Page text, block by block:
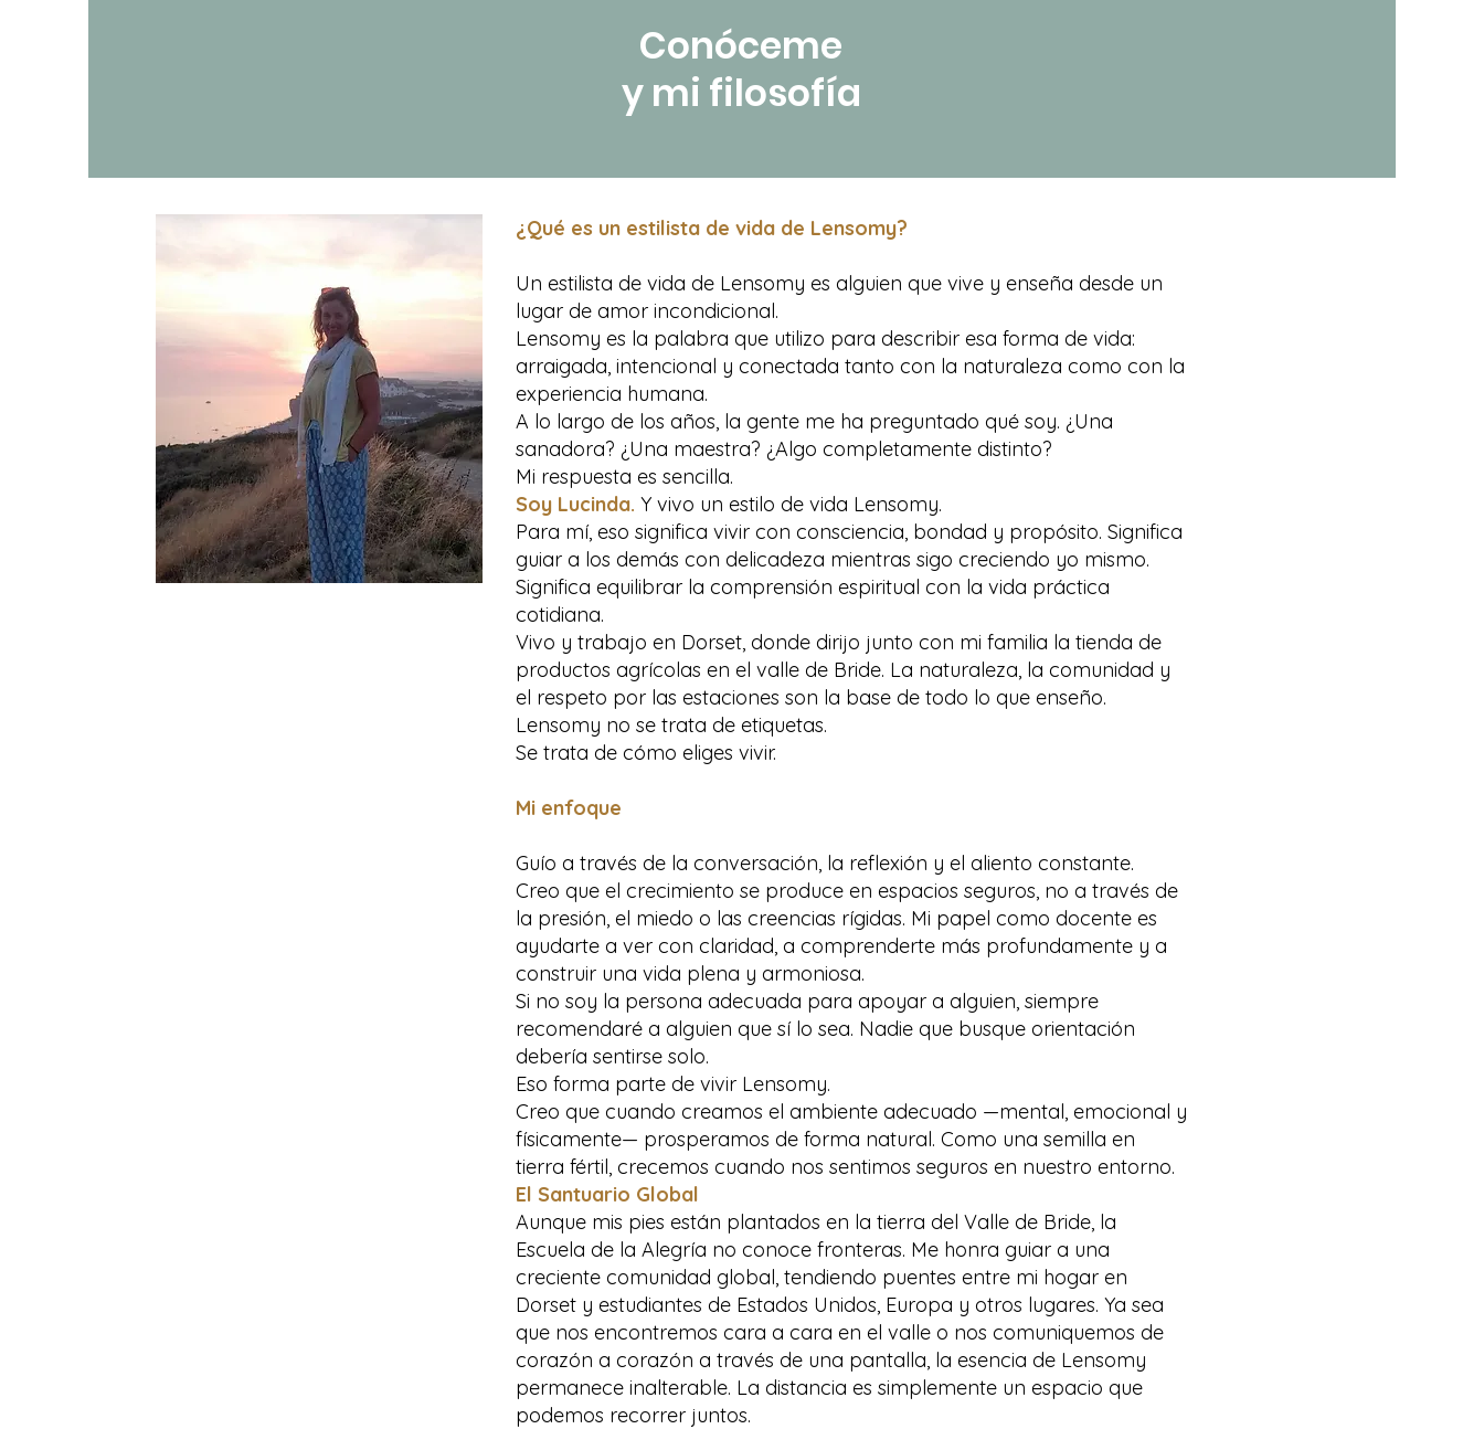
Conóceme
y mi filosofía
Les
presentamo
s a Lucinda
Ackland.
¿Qué es un estilista de vida de Lensomy?
Un estilista de vida de Lensomy es alguien que vive y enseña desde un
lugar de amor incondicional.
Lensomy es la palabra que utilizo para describir esa forma de vida:
arraigada, intencional y conectada tanto con la naturaleza como con la
experiencia humana.
A lo largo de los años, la gente me ha preguntado qué soy. ¿Una
sanadora? ¿Una maestra? ¿Algo completamente distinto?
Mi respuesta es sencilla.
Soy Lucinda. Y vivo un estilo de vida Lensomy.
Para mí, eso significa vivir con consciencia, bondad y propósito. Significa
guiar a los demás con delicadeza mientras sigo creciendo yo mismo.
Significa equilibrar la comprensión espiritual con la vida práctica
cotidiana.
Vivo y trabajo en Dorset, donde dirijo junto con mi familia la tienda de
productos agrícolas en el valle de Bride. La naturaleza, la comunidad y
el respeto por las estaciones son la base de todo lo que enseño.
Lensomy no se trata de etiquetas.
Se trata de cómo eliges vivir.
Mi enfoque
Guío a través de la conversación, la reflexión y el aliento constante.
Creo que el crecimiento se produce en espacios seguros, no a través de
la presión, el miedo o las creencias rígidas. Mi papel como docente es
ayudarte a ver con claridad, a comprenderte más profundamente y a
construir una vida plena y armoniosa.
Si no soy la persona adecuada para apoyar a alguien, siempre
recomendaré a alguien que sí lo sea. Nadie que busque orientación
debería sentirse solo.
Eso forma parte de vivir Lensomy.
Creo que cuando creamos el ambiente adecuado —mental, emocional y
físicamente— prosperamos de forma natural. Como una semilla en
tierra fértil, crecemos cuando nos sentimos seguros en nuestro entorno.
El Santuario Global
Aunque mis pies están plantados en la tierra del Valle de Bride, la
Escuela de la Alegría no conoce fronteras. Me honra guiar a una
creciente comunidad global, tendiendo puentes entre mi hogar en
Dorset y estudiantes de Estados Unidos, Europa y otros lugares. Ya sea
que nos encontremos cara a cara en el valle o nos comuniquemos de
corazón a corazón a través de una pantalla, la esencia de Lensomy
permanece inalterable. La distancia es simplemente un espacio que
podemos recorrer juntos.